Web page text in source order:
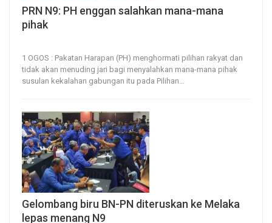
PRN N9: PH enggan salahkan mana-mana
pihak
1 OGOS : Pakatan Harapan (PH) menghormati pilihan rakyat dan
tidak akan menuding jari bagi menyalahkan mana-mana pihak
susulan kekalahan gabungan itu pada Pilihan
Gelombang biru BN-PN diteruskan ke Melaka
lepas menang N9